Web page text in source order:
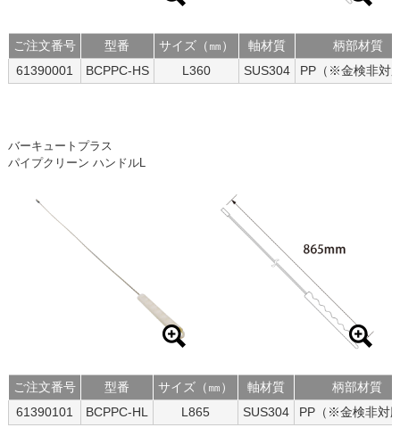
ご注文番号
型番
61390001
BCPPC-HS
サイズ（㎜） 軸材質
柄部材質
L360
SUS304 PP（※金検非対
バーキュートプラス
パイプクリーン ハンドルL
ご注文番号
型番
61390101
BCPPC-HL
サイズ（㎜） 軸材質
柄部材質
L865
SUS304 PP（※金検非対